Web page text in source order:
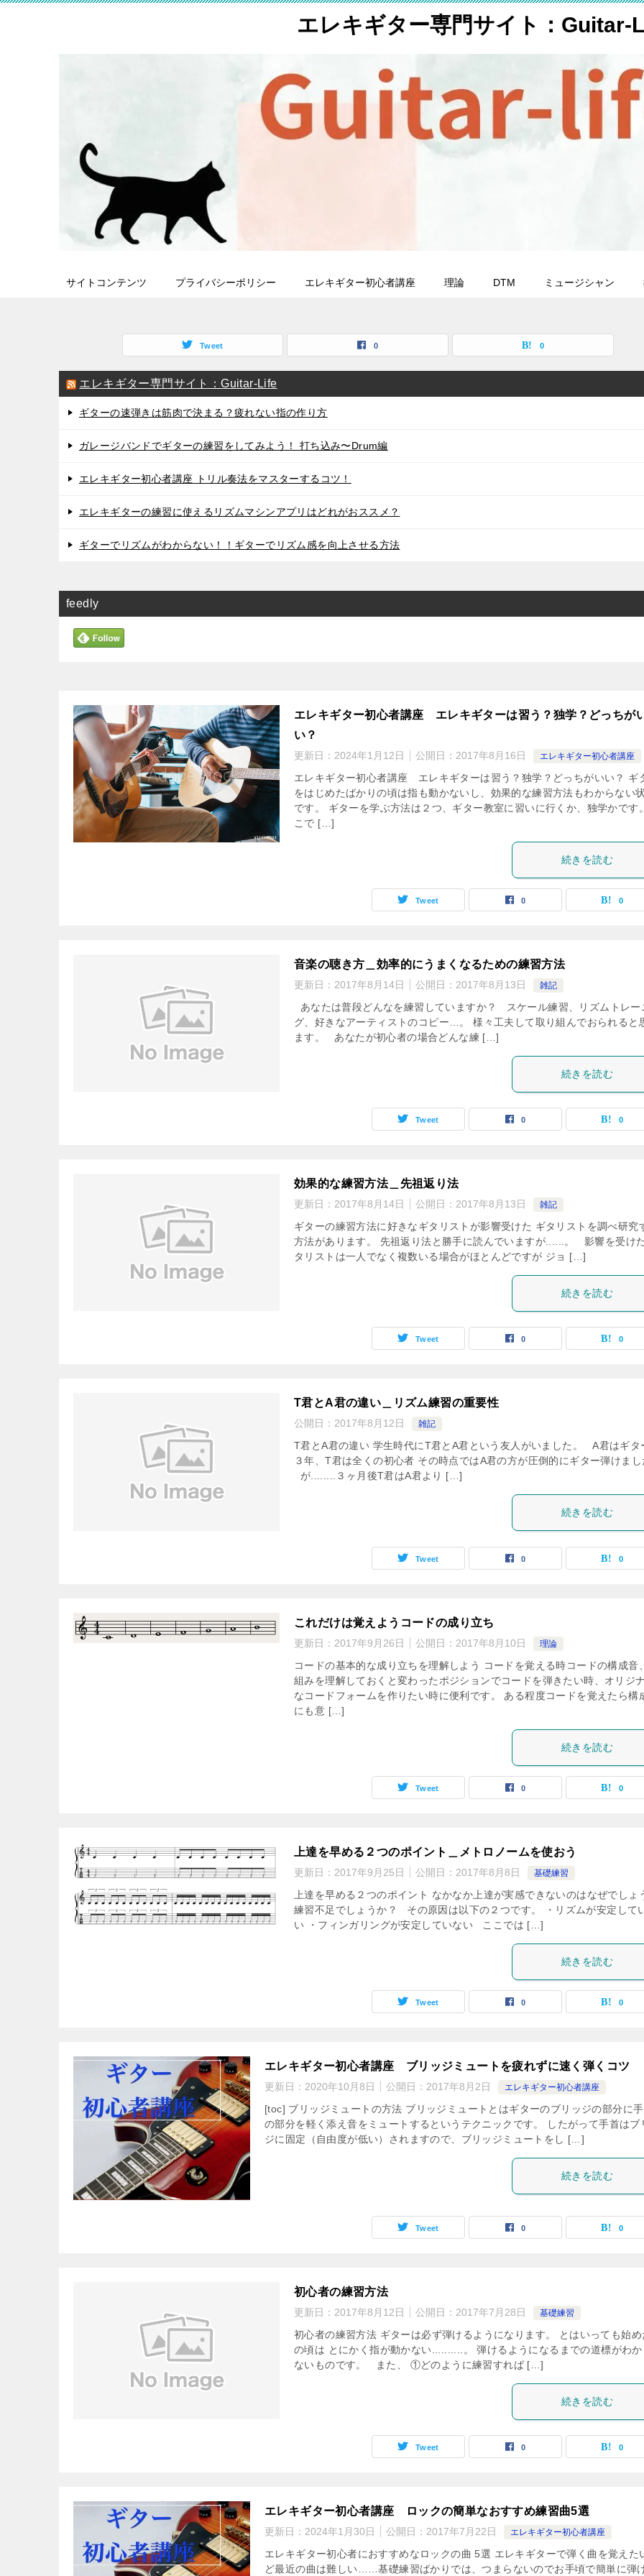
エレキギター専門サイト：Guitar-
サイトコンテンツ プライバシーポリシー エレキギター初心者講座 理論 DTM ミュージシャン
Tweet 0 0
エレキギター専門サイト：Guitar-Life
ギターの速弾きは筋肉で決まる？疲れない指の作り方
ガレージバンドでギターの練習をしてみよう！ 打ち込み〜Drum編
エレキギター初心者講座 トリル奏法をマスターするコツ！
エレキギターの練習に使えるリズムマシンアプリはどれがおススメ？
ギターでリズムがわからない！！ギターでリズム感を向上させる方法
feedly
エレキギター初心者講座 エレキギターは習う？独学？どっちが
い？
更新日： 2024年1月12日 公開日： 2017年8月16日 エレキギター初心者講座
エレキギター初心者講座 エレキギターは習う？独学？どっちがいい？ ギ
をはじめたばかりの頃は指も動かないし、効果的な練習方法もわからない
です。 ギターを学ぶ方法は２つ、ギター教室に習いに行くか、独学かです
こで […]
続きを読む
Tweet 0 0
音楽の聴き方＿効率的にうまくなるための練習方法
更新日： 2017年8月14日 公開日： 2017年8月13日 雑記
あなたは普段どんなを練習していますか？ スケール練習、リズムトレー
グ、好きなアーティストのコピー…。 様々工夫して取り組んでおられると
ます。 あなたが初心者の場合どんな練 […]
続きを読む
Tweet 0 0
効果的な練習方法＿先祖返り法
更新日： 2017年8月14日 公開日： 2017年8月13日 雑記
ギターの練習方法に好きなギタリストが影響受けた ギタリストを調べ研究
方法があります。 先祖返り法と勝手に読んでいますが......。 影響を受け
タリストは一人でなく複数いる場合がほとんどですが ジョ […]
続きを読む
Tweet 0 0
T君とA君の違い＿リズム練習の重要性
公開日： 2017年8月12日 雑記
T君とA君の違い 学生時代にT君とA君という友人がいました。 A君はギタ
３年、T君は全くの初心者 その時点ではA君の方が圧倒的にギター弾けまし
が........３ヶ月後T君はA君より […]
続きを読む
Tweet 0 0
これだけは覚えようコードの成り立ち
更新日： 2017年9月26日 公開日： 2017年8月10日 理論
コードの基本的な成り立ちを理解しよう コードを覚える時コードの構成音
組みを理解しておくと変わったポジションでコードを弾きたい時、オリジ
なコードフォームを作りたい時に便利です。 ある程度コードを覚えたら構
にも意 […]
続きを読む
Tweet 0 0
上達を早める２つのポイント＿メトロノームを使おう
更新日： 2017年9月25日 公開日： 2017年8月8日 基礎練習
上達を早める２つのポイント なかなか上達が実感できないのはなぜでしょ
練習不足でしょうか？ その原因は以下の２つです。 ・リズムが安定して
い ・フィンガリングが安定していない ここでは […]
続きを読む
Tweet 0 0
エレキギター初心者講座 ブリッジミュートを疲れずに速く弾くコツ
更新日： 2020年10月8日 公開日： 2017年8月2日 エレキギター初心者講座
[toc] ブリッジミュートの方法 ブリッジミュートとはギターのブリッジの部分に
の部分を軽く添え音をミュートするというテクニックです。 したがって手首はブ
ジに固定（自由度が低い）されますので、ブリッジミュートをし […]
続きを読む
Tweet 0 0
初心者の練習方法
更新日： 2017年8月12日 公開日： 2017年7月28日 基礎練習
初心者の練習方法 ギターは必ず弾けるようになります。 とはいっても始め
の頃は とにかく指が動かない..........。 弾けるようになるまでの道標がわか
ないものです。 また、 ①どのように練習すれば […]
続きを読む
Tweet 0 0
エレキギター初心者講座 ロックの簡単なおすすめ練習曲5選
更新日： 2024年1月30日 公開日： 2017年7月22日 エレキギター初心者講座
エレキギター初心者におすすめなロックの曲 5選 エレキギターで弾く曲を覚えた
ど最近の曲は難しい……基礎練習ばかりでは、つまらないのでお手頃で簡単に弾